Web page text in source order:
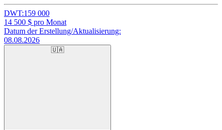
DWT:159 000
14 500 $ pro Monat
Datum der Erstellung/Aktualisierung:
08.08.2026
🇺🇦